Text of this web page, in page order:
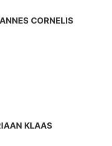
CORNELIS
KLAAS